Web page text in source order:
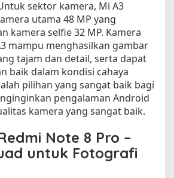
sektor kamera, Mi A3
utama 48 MP yang
kamera selfie 32 MP. Kamera
mampu menghasilkan gambar
tajam dan detail, serta dapat
baik dalam kondisi cahaya
pilihan yang sangat baik bagi
pengalaman Android
kamera yang sangat baik.
Note 8 Pro –
untuk Fotografi